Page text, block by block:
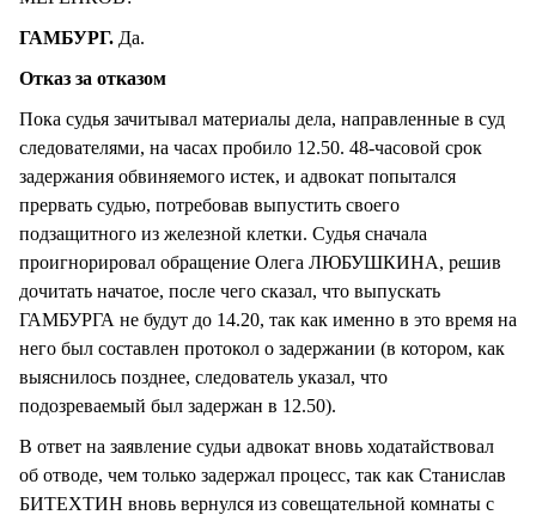
ГАМБУРГ. Да.
Отказ за отказом
Пока судья зачитывал материалы дела, направленные в суд
следователями, на часах пробило 12.50. 48-часовой срок
задержания обвиняемого истек, и адвокат попытался
прервать судью, потребовав выпустить своего
подзащитного из железной клетки. Судья сначала
проигнорировал обращение Олега ЛЮБУШКИНА, решив
дочитать начатое, после чего сказал, что выпускать
ГАМБУРГА не будут до 14.20, так как именно в это время на
него был составлен протокол о задержании (в котором, как
выяснилось позднее, следователь указал, что
подозреваемый был задержан в 12.50).
В ответ на заявление судьи адвокат вновь ходатайствовал
об отводе, чем только задержал процесс, так как Станислав
БИТЕХТИН вновь вернулся из совещательной комнаты с